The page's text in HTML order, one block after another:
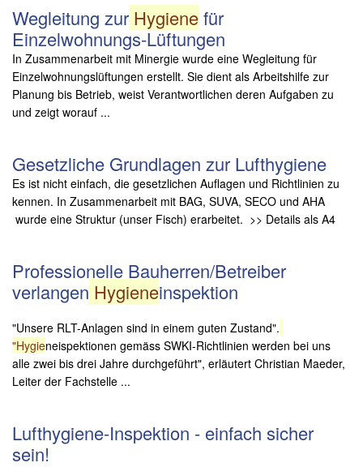
Wegleitung zur Hygienefür
Einzelwohnungs-Lüftungen
In Zusammenarbeit mit Minergie wurde eine Wegleitung für
Einzelwohnungslüftungen erstellt. Sie dient als Arbeitshilfe zur
Planung bis Betrieb, weist Verantwortlichen deren Aufgaben zu
und zeigt worauf ...
Gesetzliche Grundlagen zur Lufthygiene
Es ist nicht einfach, die gesetzlichen Auflagen und Richtlinien zu
kennen. In Zusammenarbeit mit BAG, SUVA, SECO und AHA
wurde eine Struktur (unser Fisch) erarbeitet. >> Details als A4
Professionelle Bauherren/Betreiber
verlangen Hygieneinspektion
"Unsere RLT-Anlagen sind in einem guten Zustand".
"Hygieneispektionen gemäss SWKI-Richtlinien werden bei uns
alle zwei bis drei Jahre durchgeführt", erläutert Christian Maeder,
Leiter der Fachstelle ...
Lufthygiene-Inspektion - einfach sicher
sein!